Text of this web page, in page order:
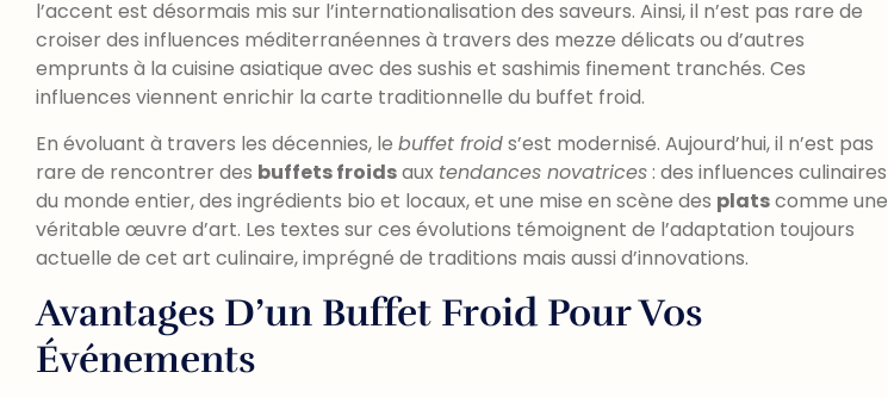
l’accent est désormais mis sur l’internationalisation des saveurs. Ainsi, il n’est pas rare de
croiser des influences méditerranéennes à travers des mezze délicats ou d’autres
emprunts à la cuisine asiatique avec des sushis et sashimis finement tranchés. Ces
influences viennent enrichir la carte traditionnelle du buffet froid.
En évoluant à travers les décennies, le buffet froids’est modernisé. Aujourd’hui, il n’est pas
rare de rencontrer des buffets froidsaux tendances novatrices : des influences culinaires
du monde entier, des ingrédients bio et locaux, et une mise en scène des platscomme une
véritable œuvre d’art. Les textes sur ces évolutions témoignent de l’adaptation toujours
actuelle de cet art culinaire, imprégné de traditions mais aussi d’innovations.
Avantages D’un Buffet Froid Pour Vos
Événements